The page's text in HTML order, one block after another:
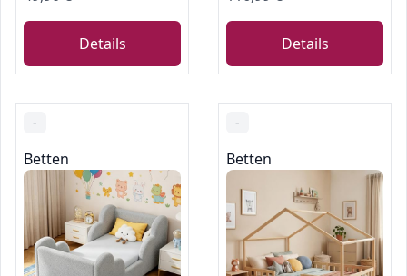
Details Details
-
Betten
-
Betten